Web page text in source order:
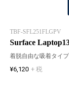
TBF-SFL251FLGPV
Surface
着脱自由な吸着タイプ
¥6,120 + 税